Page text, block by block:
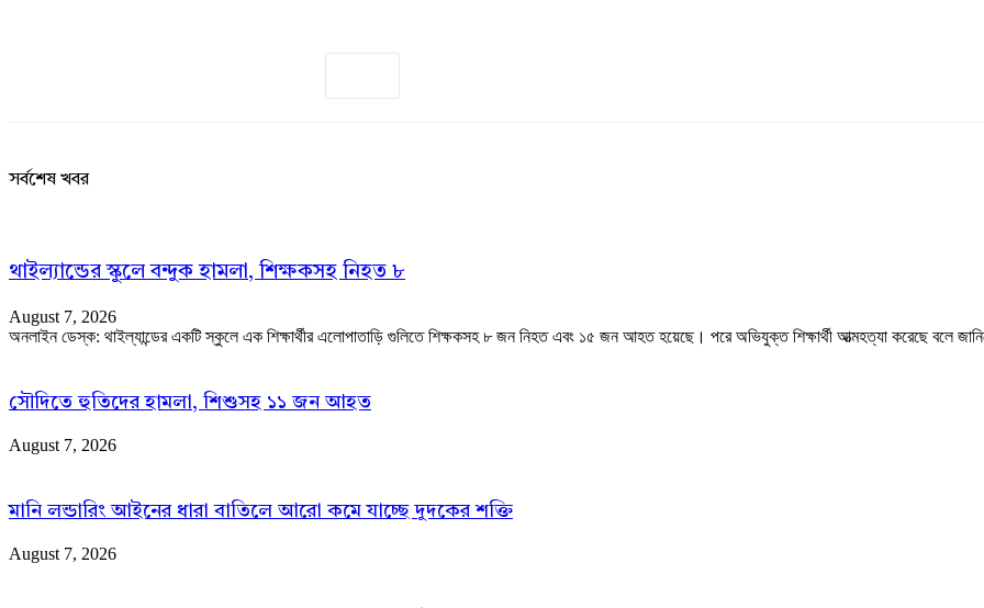
সর্বশেষ খবর
থাইল্যান্ডের স্কুলে বন্দুক হামলা, শিক্ষকসহ নিহত ৮
August 7, 2026
অনলাইন ডেস্ক: থাইল্যান্ডের একটি স্কুলে এক শিক্ষার্থীর এলোপাতাড়ি গুলিতে শিক্ষকসহ ৮ জন নিহত এবং ১৫ জন আহত হয়েছে। পরে অভিযুক্ত শিক্ষার্থী আত্মহত্যা করেছে বলে
সৌদিতে হুতিদের হামলা, শিশুসহ ১১ জন আহত
August 7, 2026
মানি লন্ডারিং আইনের ধারা বাতিলে আরো কমে যাচ্ছে দুদকের শক্তি
August 7, 2026